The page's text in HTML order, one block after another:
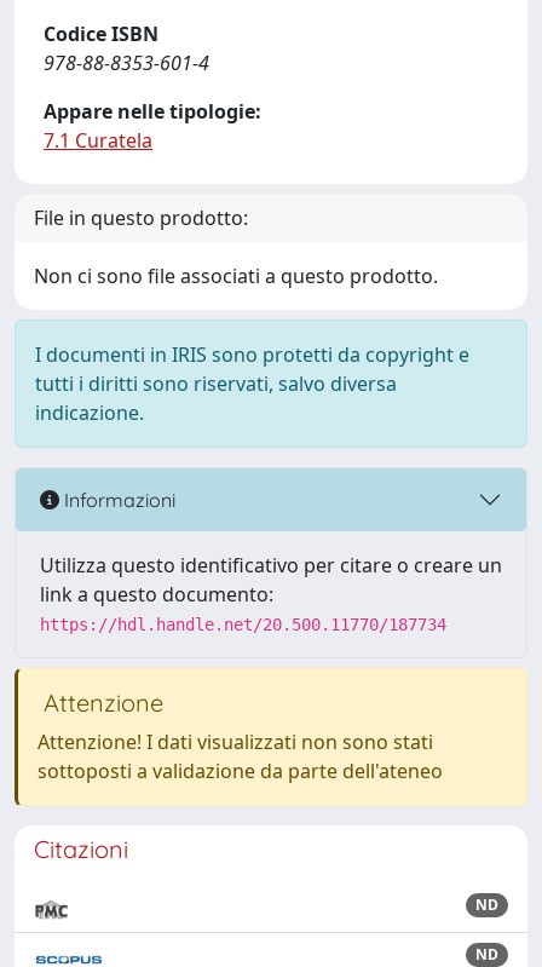
Codice ISBN
978-88-8353-601-4
Appare nelle tipologie:
7.1 Curatela
File in questo prodotto:
Non ci sono file associati a questo prodotto.
I documenti in IRIS sono protetti da copyright e
tutti i diritti sono riservati, salvo diversa
indicazione.
Informazioni
Utilizza questo identificativo per citare o creare un
link a questo documento:
https://hdl.handle.net/20.500.11770/187734
Attenzione
Attenzione! I dati visualizzati non sono stati
sottoposti a validazione da parte dell'ateneo
Citazioni
ND
ND